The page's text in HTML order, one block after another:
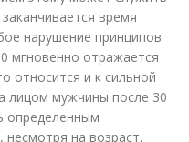
время
нарушение принципов
мгновенно отражается
относится и к сильной
лицом мужчины после 30
определенным
несмотря на возраст,